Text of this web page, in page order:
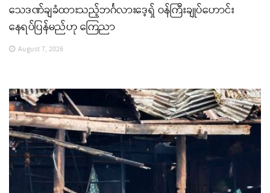
သေဒဏ်ချခံထားသည့်ဘင်္ဂလားဒေ့ရှ် ဝန်ကြီးချုပ်ဟောင်း
နေရပ်ပြန်မည်ဟု ကြေညာ
August 7, 2026